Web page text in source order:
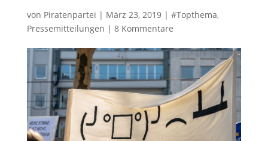
von Piratenpartei | März 23, 2019| #Topthema,
Pressemitteilungen | 8 Kommentare